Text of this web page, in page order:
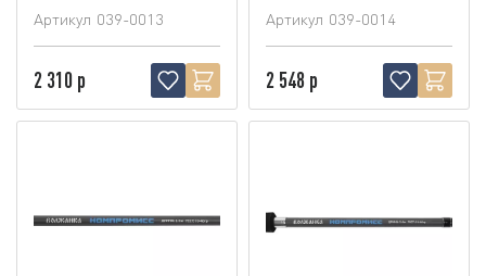
Артикул 039-0013
2 310 р
Артикул 039-0014
2 548 р